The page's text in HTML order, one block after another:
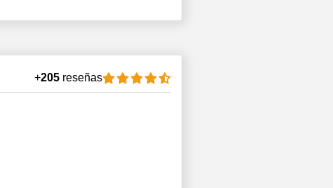
+205 reseñas